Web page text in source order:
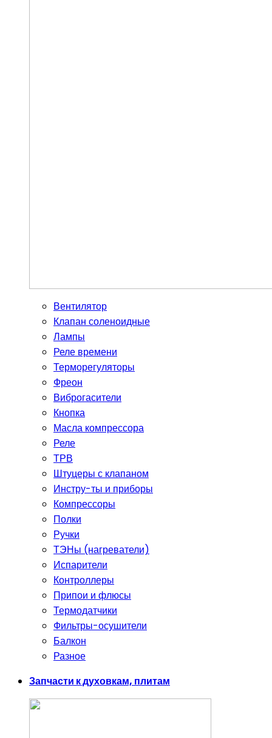
Вентилятор
Клапан соленоидные
Лампы
Реле времени
Терморегуляторы
Фреон
Виброгасители
Кнопка
Масла компрессора
Реле
ТРВ
Штуцеры с клапаном
Инстру-ты и приборы
Компрессоры
Полки
Ручки
ТЭНы (нагреватели)
Испарители
Контроллеры
Припои и флюсы
Термодатчики
Фильтры-осушители
Балкон
Разное
Запчасти к духовкам, плитам